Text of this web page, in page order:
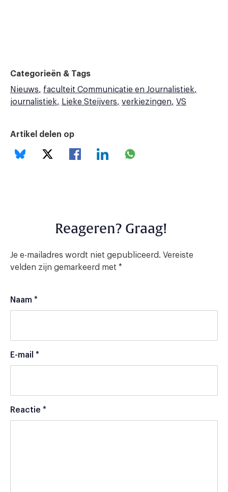
Categorieën & Tags
Nieuws
faculteit Communicatie en Journalistiek
journalistiek
Lieke Steijvers verkiezingen VS
Artikel delen op
Reageren? Graag!
Je e-mailadres wordt niet gepubliceerd. Vereiste
velden zijn gemarkeerd met *
Naam *
E-mail *
Reactie *